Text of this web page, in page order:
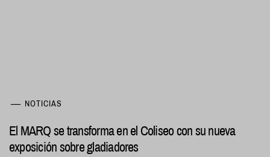
NOTICIAS
El MARQ se transforma en el Coliseo con su nueva
exposición sobre gladiadores